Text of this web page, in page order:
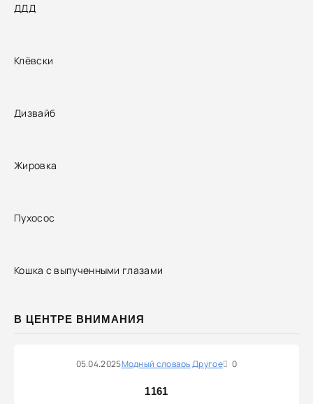
ДДД
Клёвски
Дизвайб
Жировка
Пухосос
Кошка с выпученными глазами
В ЦЕНТРЕ ВНИМАНИЯ
05.04.2025Модный словарьДругое 0
1161